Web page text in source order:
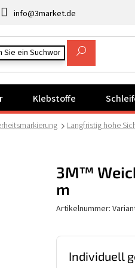
info@3market.de
Klebstoffe
Langfristig hohe
Individuell
3M™
m
Artikelnummer: